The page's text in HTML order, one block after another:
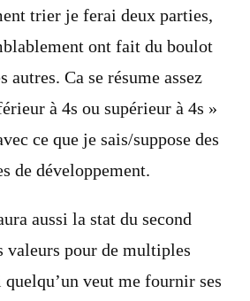
trier je ferai deux parties,
ont fait du boulot
autres. Ca se résume assez
à 4s ou supérieur à 4s »
ce que je sais/suppose des
de développement.
aussi la stat du second
valeurs pour de multiples
veut me fournir ses